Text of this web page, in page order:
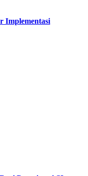
Implementasi